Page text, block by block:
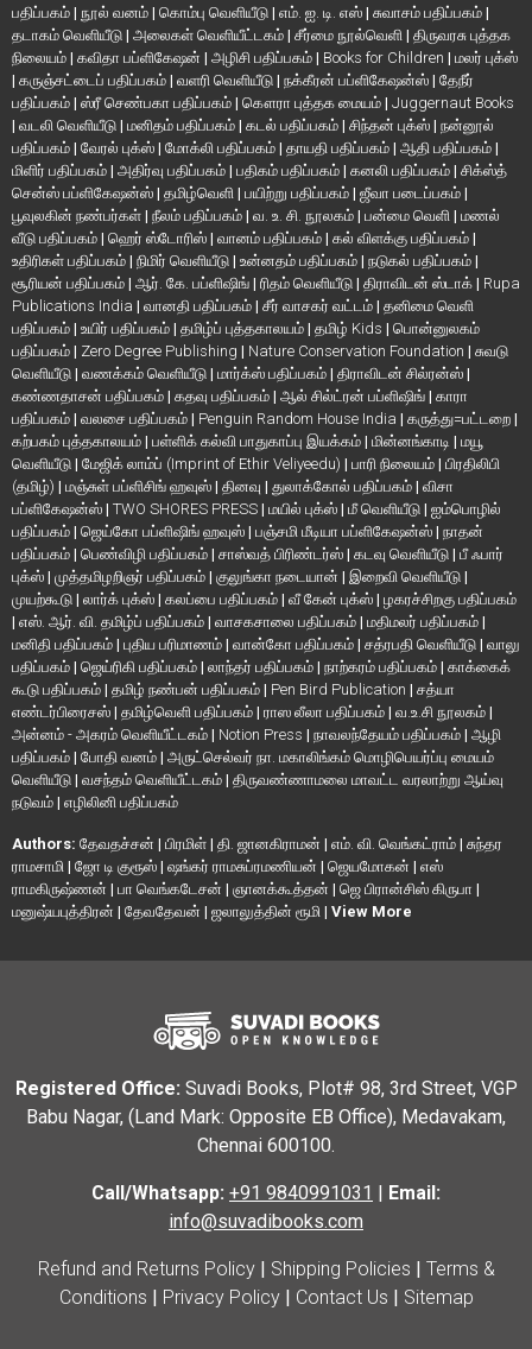
பதிப்பகம் | நூல் வனம் | கொம்பு வெளியீடு | எம். ஐ. டி. எஸ் | சுவாசம் பதிப்பகம் |
தடாகம் வெளியீடு | அலைகள் வெளியீட்டகம் | சீர்மை நூல்வெளி | திருவரசு புத்தக
நிலையம் | கவிதா பப்ளிகேஷன் | அழிசி பதிப்பகம் | Books for Children | மலர் புக்ஸ்
| கருஞ்சட்டைப் பதிப்பகம் | வளரி வெளியீடு | நக்கீரன் பப்ளிகேஷன்ஸ் | தேநீர்
பதிப்பகம் | ஸ்ரீ செண்பகா பதிப்பகம் | கௌரா புத்தக மையம் | Juggernaut Books
| வடலி வெளியீடு | மனிதம் பதிப்பகம் | கடல் பதிப்பகம் | சிந்தன் புக்ஸ் | நன்னூல்
பதிப்பகம் | வேரல் புக்ஸ் | மோக்லி பதிப்பகம் | தாயதி பதிப்பகம் | ஆதி பதிப்பகம் |
மிளிர் பதிப்பகம் | அதிர்வு பதிப்பகம் | பதிகம் பதிப்பகம் | கனலி பதிப்பகம் | சிக்ஸ்த்
சென்ஸ் பப்ளிகேஷன்ஸ் | தமிழ்வெளி | பயிற்று பதிப்பகம் | ஜீவா படைப்பகம் |
பூவுலகின் நண்பர்கள் | நீலம் பதிப்பகம் | வ. உ. சி. நூலகம் | பன்மை வெளி | மணல்
வீடு பதிப்பகம் | ஹெர் ஸ்டோரிஸ் | வானம் பதிப்பகம் | கல் விளக்கு பதிப்பகம் |
உதிரிகள் பதிப்பகம் | நிமிர் வெளியீடு | உன்னதம் பதிப்பகம் | நடுகல் பதிப்பகம் |
சூரியன் பதிப்பகம் | ஆர். கே. பப்ளிஷிங் | ரிதம் வெளியீடு | திராவிடன் ஸ்டாக் | Rupa
Publications India | வானதி பதிப்பகம் | சீர் வாசகர் வட்டம் | தனிமை வெளி
பதிப்பகம் | உயிர் பதிப்பகம் | தமிழ்ப் புத்தகாலயம் | தமிழ் Kids | பொன்னுலகம்
பதிப்பகம் | Zero Degree Publishing | Nature Conservation Foundation | சுவடு
வெளியீடு | வணக்கம் வெளியீடு | மார்க்ஸ் பதிப்பகம் | திராவிடன் சில்ரன்ஸ் |
கண்ணதாசன் பதிப்பகம் | கதவு பதிப்பகம் | ஆல் சில்ட்ரன் பப்ளிஷிங் | காரா
பதிப்பகம் | வலசை பதிப்பகம் | Penguin Random House India | கருத்து=பட்டறை |
கற்பகம் புத்தகாலயம் | பள்ளிக் கல்வி பாதுகாப்பு இயக்கம் | மின்னங்காடி | மயூ
வெளியீடு | மேஜிக் லாம்ப் (Imprint of Ethir Veliyeedu) | பாரி நிலையம் | பிரதிலிபி
(தமிழ்) | மஞ்சுள் பப்ளிசிங் ஹவுஸ் | தினவு | துலாக்கோல் பதிப்பகம் | விசா
பப்ளிகேஷன்ஸ் | TWO SHORES PRESS | மயில் புக்ஸ் | மீ வெளியீடு | ஐம்பொழில்
பதிப்பகம் | ஜெய்கோ பப்ளிஷிங் ஹவுஸ் | பஞ்சமி மீடியா பப்ளிகேஷன்ஸ் | நாதன்
பதிப்பகம் | பெண்விழி பதிப்பகம் | சாஸ்வத் பிரிண்டர்ஸ் | கடவு வெளியீடு | பீ ஃபார்
புக்ஸ் | முத்தமிழறிஞர் பதிப்பகம் | குலுங்கா நடையான் | இறைவி வெளியீடு |
முயற்கூடு | லார்க் புக்ஸ் | கலப்பை பதிப்பகம் | வீ கேன் புக்ஸ் | ழகரச்சிறகு பதிப்பகம்
| எஸ். ஆர். வி. தமிழ்ப் பதிப்பகம் | வாசகசாலை பதிப்பகம் | மதிமலர் பதிப்பகம் |
மனிதி பதிப்பகம் | புதிய பரிமாணம் | வான்கோ பதிப்பகம் | சத்ரபதி வெளியீடு | வாலு
பதிப்பகம் | ஜெய்ரிகி பதிப்பகம் | லாந்தர் பதிப்பகம் | நாற்கரம் பதிப்பகம் | காக்கைக்
கூடு பதிப்பகம் | தமிழ் நண்பன் பதிப்பகம் | Pen Bird Publication | சத்யா
எண்டர்பிரைசஸ் | தமிழ்வெளி பதிப்பகம் | ராஸ லீலா பதிப்பகம் | வ.உ.சி நூலகம் |
அன்னம் - அகரம் வெளியீட்டகம் | Notion Press | நாவலந்தேயம் பதிப்பகம் | ஆழி
பதிப்பகம் | போதி வனம் | அருட்செல்வர் நா. மகாலிங்கம் மொழிபெயர்ப்பு மையம்
வெளியீடு | வசந்தம் வெளியீட்டகம் | திருவண்ணாமலை மாவட்ட வரலாற்று ஆய்வு
நடுவம் | எழிலினி பதிப்பகம்
Authors: தேவதச்சன் | பிரமிள் | தி. ஜானகிராமன் | எம். வி. வெங்கட்ராம் | சுந்தர
ராமசாமி | ஜோ டி குரூஸ் | ஷங்கர் ராமசுப்ரமணியன் | ஜெயமோகன் | எஸ்
ராமகிருஷ்ணன் | பா வெங்கடேசன் | ஞானக்கூத்தன் | ஜெ பிரான்சிஸ் கிருபா |
மனுஷ்யபுத்திரன் | தேவதேவன் | ஜலாலுத்தின் ரூமி | View More
Registered Office: Suvadi Books, Plot# 98, 3rd Street, VGP
Babu Nagar, (Land Mark: Opposite EB Office), Medavakam,
Chennai 600100.
Call/Whatsapp: +91 9840991031 | Email:
info@suvadibooks.com
Refund and Returns Policy| Shipping Policies | Terms &
Conditions | Privacy Policy| Contact Us | Sitemap